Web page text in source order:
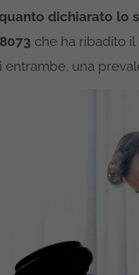
dichiarato lo
che ha ribadito
una